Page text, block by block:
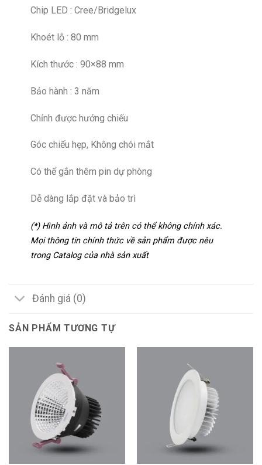
Chip LED : Cree/Bridgelux
Khoét lỗ : 80 mm
Kích thước : 90×88 mm
Bảo hành : 3 năm
Chỉnh được hướng chiếu
Góc chiếu hẹp, Không chói mắt
Có thể gắn thêm pin dự phòng
Dễ dàng lắp đặt và bảo trì
(*) Hình ảnh và mô tả trên có thể không chính xác.
Mọi thông tin chính thức về sản phẩm được nêu
trong Catalog của nhà sản xuất
Đánh giá (0)
SẢN PHẨM TƯƠNG TỰ